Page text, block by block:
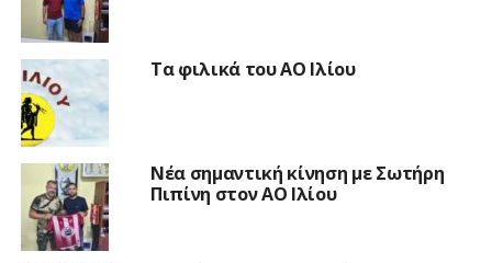
Τα φιλικά του ΑΟ Ιλίου
Νέα σημαντική κίνηση με Σωτήρη
Πιπίνη στον ΑΟ Ιλίου